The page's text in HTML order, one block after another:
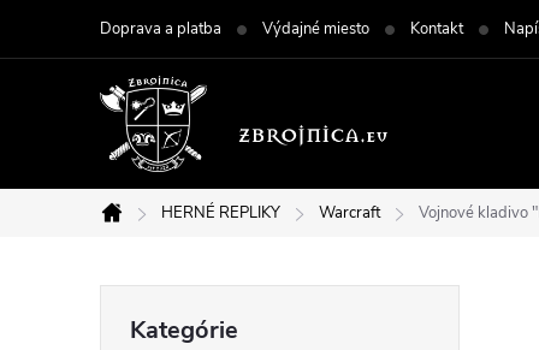
Doprava a platba Výdajné miesto Kontakt
Domov
HERNÉ REPLIKY Warcraft Vojnové kladivo
kategórie
Kategórie